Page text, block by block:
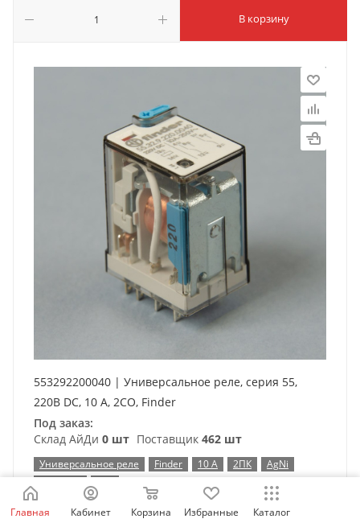
В корзину
553292200040 | Универсальное реле, серия 55,
220В DC, 10 А, 2CO, Finder
Под заказ:
Склад АйДи 0 шт Поставщик 462 шт
Универсальное реле Finder 10 А 2ПК
AgNi
Таблица выбора
Главная Кабинет Корзина Избранные Каталог